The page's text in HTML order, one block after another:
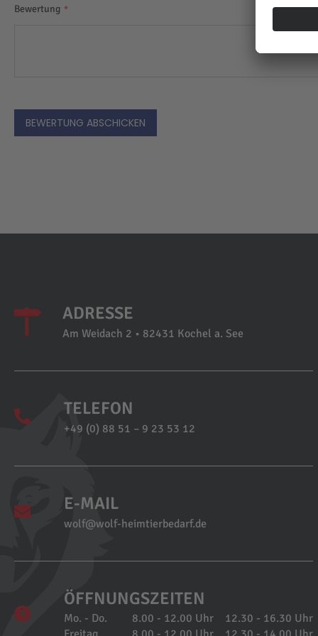
Bewertung
BEWERTUNG ABSCHICKEN
ADRESSE
Am Weidach 2 • 82431 Kochel a. See
TELEFON
+49 (0) 88 51 – 9 23 53 12
E-MAIL
wolf@wolf-heimtierbedarf.de
ÖFFNUNGSZEITEN
Mo. - Do. 8.00 - 12.00 Uhr
12.30 - 16.30 Uhr